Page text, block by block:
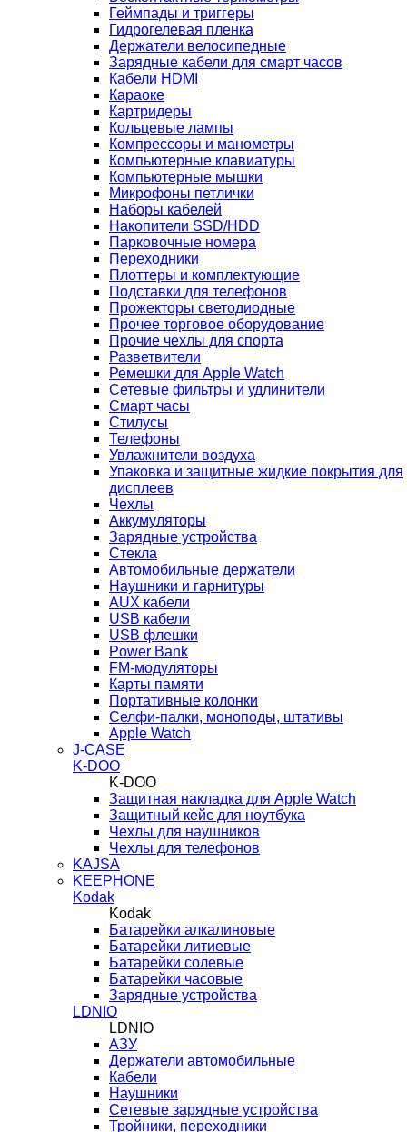
Геймпады и триггеры
Гидрогелевая пленка
Держатели велосипедные
Зарядные кабели для смарт часов
Кабели HDMI
Караоке
Картридеры
Кольцевые лампы
Компрессоры и манометры
Компьютерные клавиатуры
Компьютерные мышки
Микрофоны петлички
Наборы кабелей
Накопители SSD/HDD
Парковочные номера
Переходники
Плоттеры и комплектующие
Подставки для телефонов
Прожекторы светодиодные
Прочее торговое оборудование
Прочие чехлы для спорта
Разветвители
Ремешки для Apple Watch
Сетевые фильтры и удлинители
Смарт часы
Стилусы
Телефоны
Увлажнители воздуха
Упаковка и защитные жидкие покрытия для
дисплеев
Чехлы
Аккумуляторы
Зарядные устройства
Стекла
Автомобильные держатели
Наушники и гарнитуры
AUX кабели
USB кабели
USB флешки
Power Bank
FM-модуляторы
Карты памяти
Портативные колонки
Селфи-палки, моноподы, штативы
Apple Watch
J-CASE
K-DOO
K-DOO
Защитная накладка для Apple Watch
Защитный кейс для ноутбука
Чехлы для наушников
Чехлы для телефонов
KAJSA
KEEPHONE
Kodak
Kodak
Батарейки алкалиновые
Батарейки литиевые
Батарейки солевые
Батарейки часовые
Зарядные устройства
LDNIO
LDNIO
АЗУ
Держатели автомобильные
Кабели
Наушники
Сетевые зарядные устройства
Тройники, переходники